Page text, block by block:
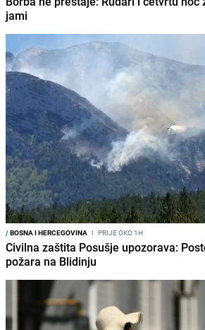
jami
/BOSNA I HERCEGOVINA I PRIJE OKO 1H
Civilna zaštita Posušje upozorava:
požara na Blidinju